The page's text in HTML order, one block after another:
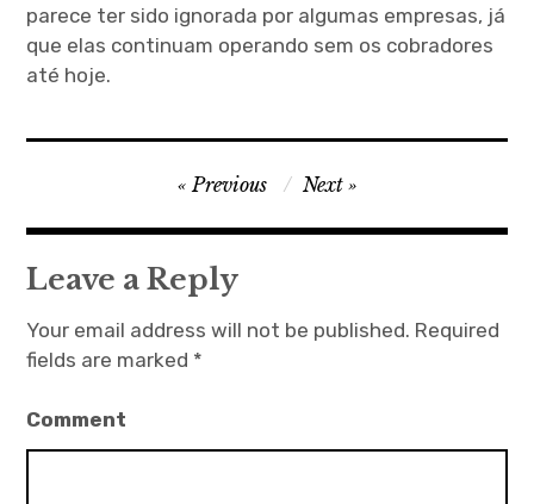
parece ter sido ignorada por algumas empresas, já
que elas continuam operando sem os cobradores
até hoje.
o
s
t
n
a
v
i
Previous Next
Leave a Reply
Your email address will not be published. Required
fields are marked *
Comment